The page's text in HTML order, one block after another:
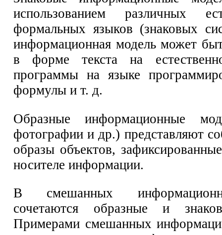
использованием различных
формальных языков (знаковых
информационная модель может
в форме текста на
программы на языке
формулы и т. д.
Образные информационные
фотографии и др.) представляют
образы объектов,
носителе информации.
В смешанных
сочетаются образные и
Примерами смешанных